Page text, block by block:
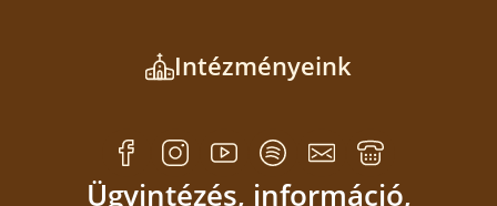
Intézményeink
Ügyintézés, információ,